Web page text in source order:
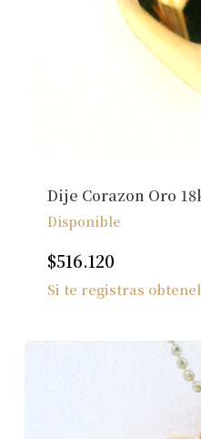
Dije Corazon Oro
Disponible
$516.120
Si te registras